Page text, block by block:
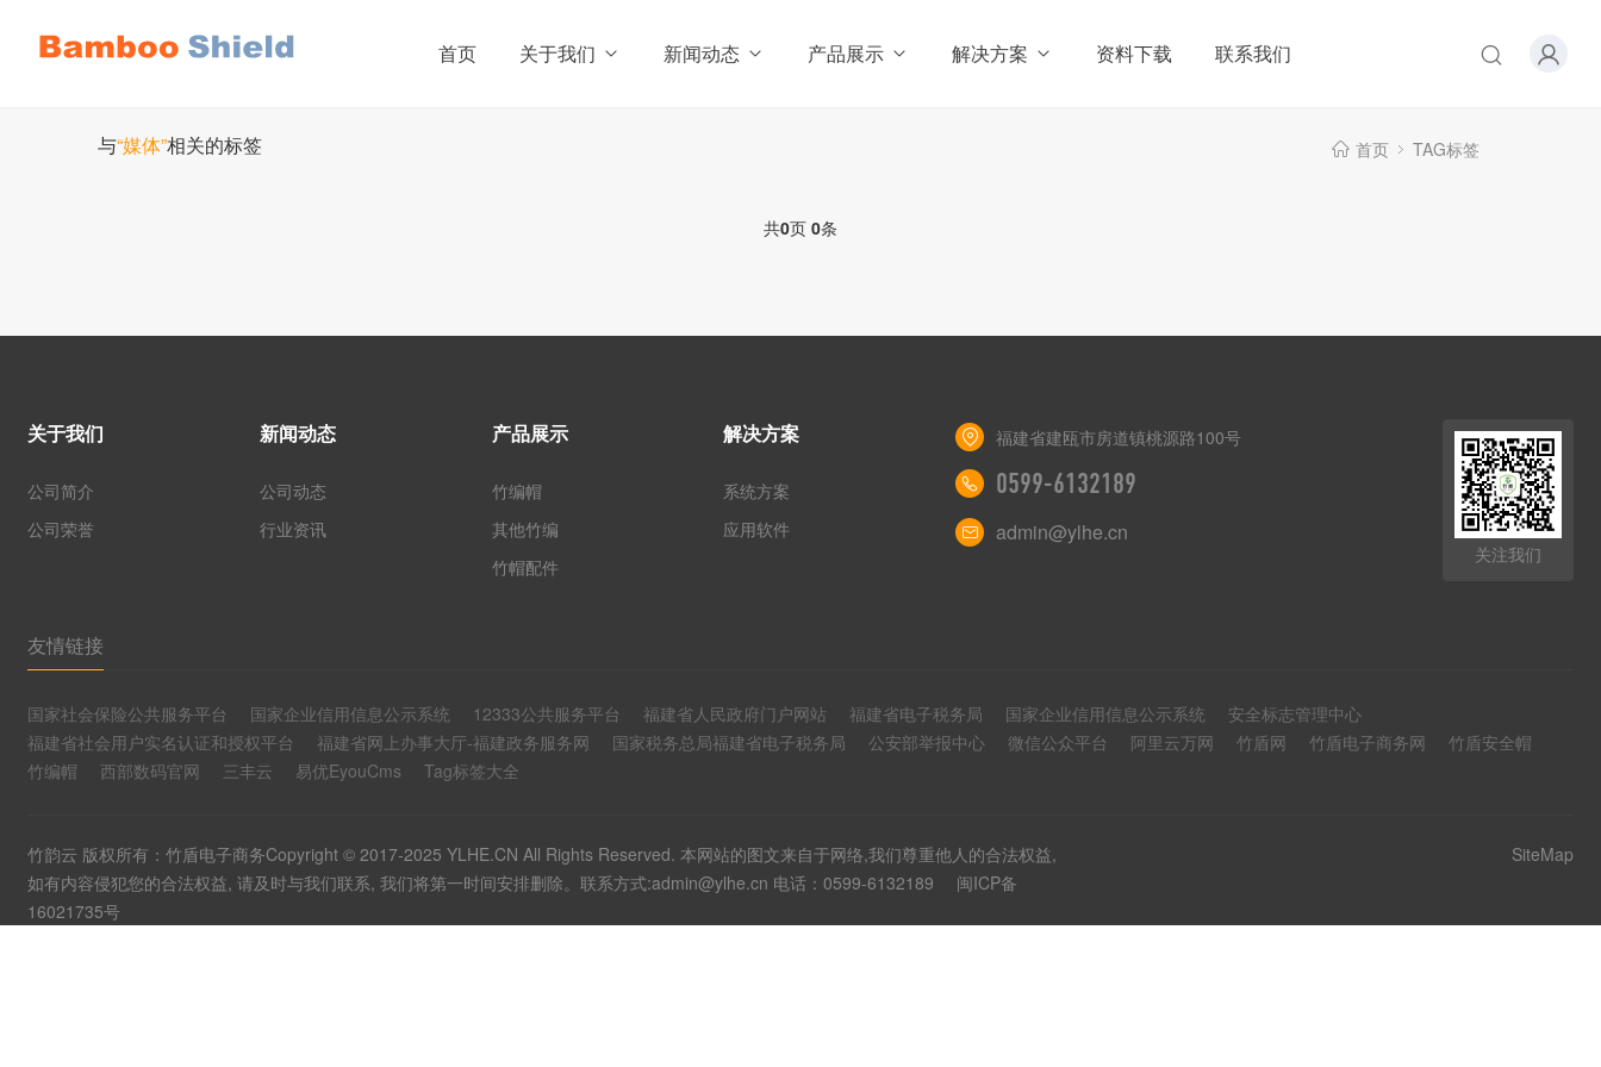
首页 关于我们 新闻动态 产品展示 解决方案 资料下载 联系我们
与“媒体”相关的标签 首页 TAG标签
共0页 0条
关于我们
公司简介
公司荣誉
新闻动态
公司动态
行业资讯
产品展示
竹编帽
其他竹编
竹帽配件
解决方案
系统方案
应用软件
福建省建瓯市房道镇桃源路100号
0599-6132189
admin@ylhe.cn
关注我们
友情链接
国家社会保险公共服务平台 国家企业信用信息公示系统 12333公共服务平台 福建省人民政府门户网站 福建省电子税务局 国家企业信用信息公示系统
安全标志管理中心
福建省社会用户实名认证和授权平台
福建省网上办事大厅-福建政务服务网 国家税务总局福建省电子税务局 公安部举报中心 微信公众平台 阿里云万网 竹盾网 竹盾电子商务网
竹盾安全帽
竹编帽
西部数码官网 三丰云 易优EyouCms Tag标签大全
竹韵云 版权所有：竹盾电子商务Copyright © 2017-2025 YLHE.CN All Rights Reserved. 本网站的图文来自于网络,我们尊重他人的合法权益,
如有内容侵犯您的合法权益, 请及时与我们联系, 我们将第一时间安排删除。联系方式:admin@ylhe.cn 电话：0599-6132189
闽ICP备
16021735号
SiteMap